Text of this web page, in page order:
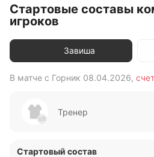
Стартовые составы
игроков
Завиша
В матче с Горник 08.04.2026, счет
Тренер
Стартовый состав